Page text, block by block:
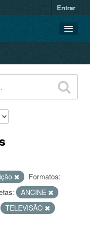
Entrar
Formatos:
ANCINE
TELEVISÃO